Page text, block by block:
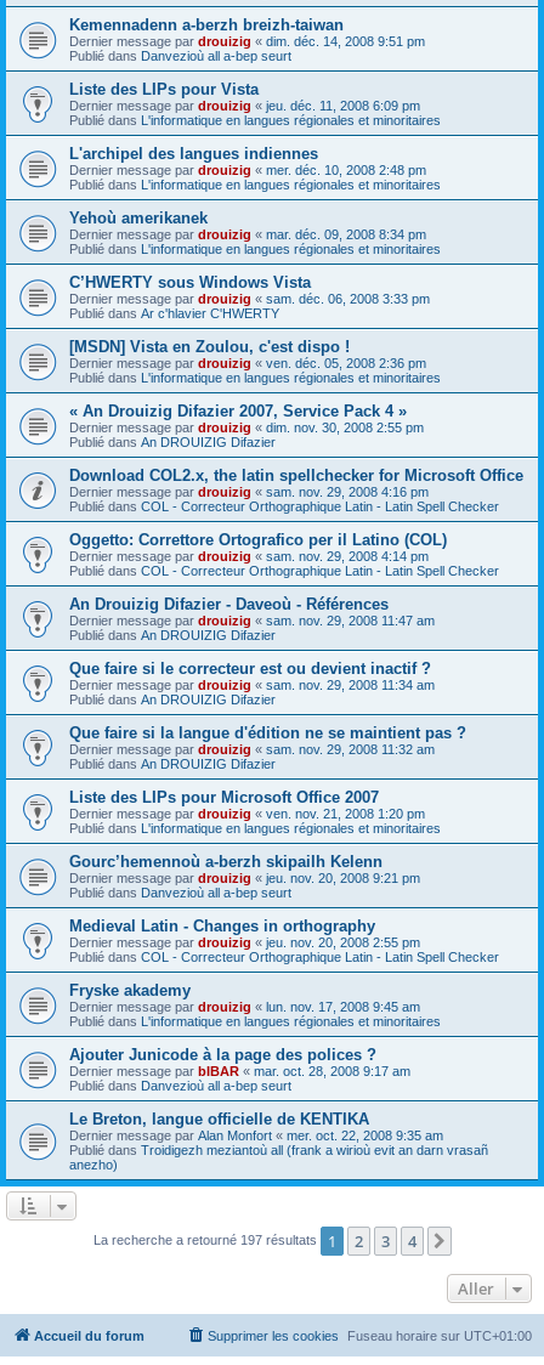
Kemennadenn a-berzh breizh-taiwan
Dernier message par drouizig « dim. déc. 14, 2008 9:51 pm
Publié dans Danvezioù all a-bep seurt
Liste des LIPs pour Vista
Dernier message par drouizig « jeu. déc. 11, 2008 6:09 pm
Publié dans L'informatique en langues régionales et minoritaires
L'archipel des langues indiennes
Dernier message par drouizig « mer. déc. 10, 2008 2:48 pm
Publié dans L'informatique en langues régionales et minoritaires
Yehoù amerikanek
Dernier message par drouizig « mar. déc. 09, 2008 8:34 pm
Publié dans L'informatique en langues régionales et minoritaires
C’HWERTY sous Windows Vista
Dernier message par drouizig « sam. déc. 06, 2008 3:33 pm
Publié dans Ar c'hlavier C'HWERTY
[MSDN] Vista en Zoulou, c'est dispo !
Dernier message par drouizig « ven. déc. 05, 2008 2:36 pm
Publié dans L'informatique en langues régionales et minoritaires
« An Drouizig Difazier 2007, Service Pack 4 »
Dernier message par drouizig « dim. nov. 30, 2008 2:55 pm
Publié dans An DROUIZIG Difazier
Download COL2.x, the latin spellchecker for Microsoft Office
Dernier message par drouizig « sam. nov. 29, 2008 4:16 pm
Publié dans COL - Correcteur Orthographique Latin - Latin Spell Checker
Oggetto: Correttore Ortografico per il Latino (COL)
Dernier message par drouizig « sam. nov. 29, 2008 4:14 pm
Publié dans COL - Correcteur Orthographique Latin - Latin Spell Checker
An Drouizig Difazier - Daveoù - Références
Dernier message par drouizig « sam. nov. 29, 2008 11:47 am
Publié dans An DROUIZIG Difazier
Que faire si le correcteur est ou devient inactif ?
Dernier message par drouizig « sam. nov. 29, 2008 11:34 am
Publié dans An DROUIZIG Difazier
Que faire si la langue d'édition ne se maintient pas ?
Dernier message par drouizig « sam. nov. 29, 2008 11:32 am
Publié dans An DROUIZIG Difazier
Liste des LIPs pour Microsoft Office 2007
Dernier message par drouizig « ven. nov. 21, 2008 1:20 pm
Publié dans L'informatique en langues régionales et minoritaires
Gourc’hemennoù a-berzh skipailh Kelenn
Dernier message par drouizig « jeu. nov. 20, 2008 9:21 pm
Publié dans Danvezioù all a-bep seurt
Medieval Latin - Changes in orthography
Dernier message par drouizig « jeu. nov. 20, 2008 2:55 pm
Publié dans COL - Correcteur Orthographique Latin - Latin Spell Checker
Fryske akademy
Dernier message par drouizig « lun. nov. 17, 2008 9:45 am
Publié dans L'informatique en langues régionales et minoritaires
Ajouter Junicode à la page des polices ?
Dernier message par bIBAR « mar. oct. 28, 2008 9:17 am
Publié dans Danvezioù all a-bep seurt
Le Breton, langue officielle de KENTIKA
Dernier message par Alan Monfort « mer. oct. 22, 2008 9:35 am
Publié dans Troidigezh meziantoù all (frank a wirioù evit an darn vrasañ
anezho)
La recherche a retourné 197 résultats 1 2 3 4
Aller
Accueil du forum Fuseau horaire sur UTC+01:00
Supprimer les cookies